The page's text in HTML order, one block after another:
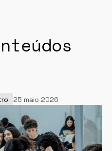
25 maio 2026